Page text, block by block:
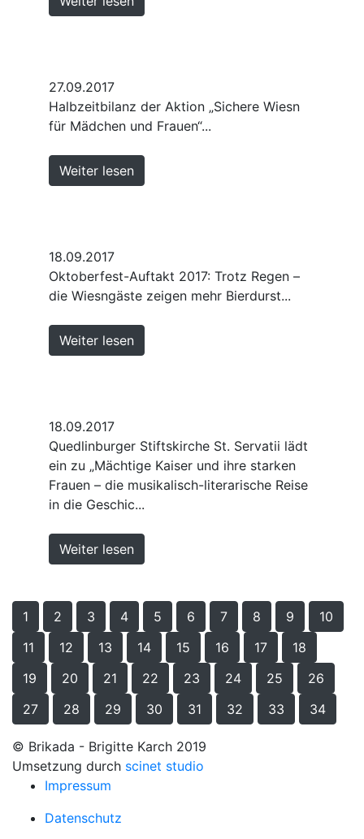
27.09.2017
Halbzeitbilanz der Aktion „Sichere Wiesn
für Mädchen und Frauen“...
Weiter lesen
18.09.2017
Oktoberfest-Auftakt 2017: Trotz Regen –
die Wiesngäste zeigen mehr Bierdurst...
Weiter lesen
18.09.2017
Quedlinburger Stiftskirche St. Servatii lädt
ein zu „Mächtige Kaiser und ihre starken
Frauen – die musikalisch-literarische Reise
in die Geschic...
Weiter lesen
1 2 3 4 5 6 7 8 9
10
11
12 13 14 15 16 17
18
19
20 21 22 23 24 25
26
27
28 29 30 31 32 33 34
© Brikada - Brigitte Karch 2019
Umsetzung durch scinet studio
Impressum
Datenschutz